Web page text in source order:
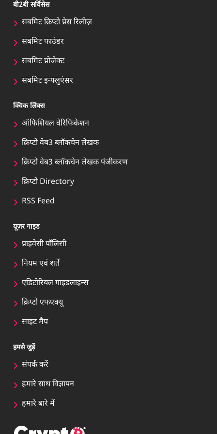
बी2बी सर्विसेस
सबमिट क्रिप्टो प्रेस रिलीज़
सबमिट फाउंडर
सबमिट प्रोजेक्ट
सबमिट इन्फ्लुएंसर
क्विक लिंक्स
ऑफिशियल वेरिफिकेशन
क्रिप्टो वेब3 ब्लॉकचेन लेखक
क्रिप्टो वेब3 ब्लॉकचेन लेखक पंजीकरण
क्रिप्टो Directory
RSS Feed
यूज़र गाइड
प्राइवेसी पॉलिसी
नियम एवं शर्तें
एडिटोरियल गाइडलाइन्स
क्रिप्टो एफएक्यू
साइट मैप
हमसे जुड़ें
संपर्क करें
हमारे साथ विज्ञापन
हमारे बारे में